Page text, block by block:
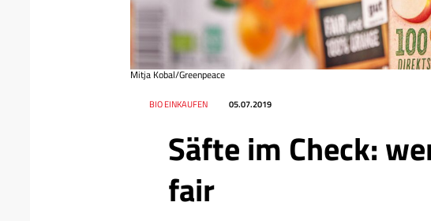
Säfte im Check:
fair
Datum 05.07.2019
RessortBIO EINKAUFEN
Mitja Kobal/Greenpeace